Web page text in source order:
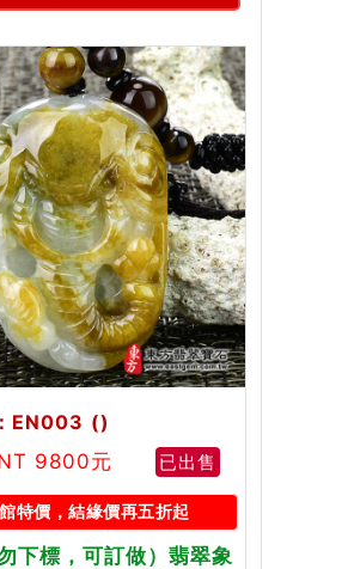
EN003 ()
9800元
已出售
特價，結緣價再五折起
下標，可訂做）翡翠象